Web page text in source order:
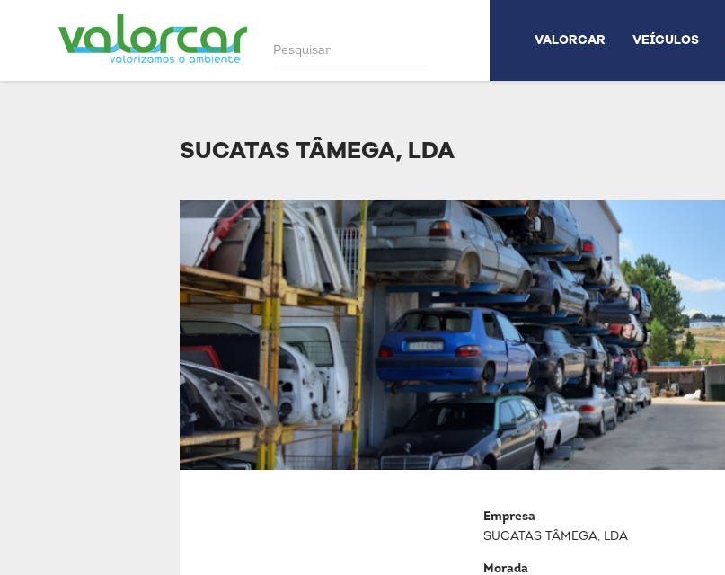
VALORCAR VEÍCULOS
SUCATAS TÂMEGA, LDA
Empresa
SUCATAS TÂMEGA, LDA
Morada